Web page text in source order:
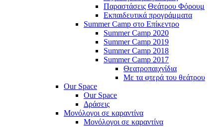
Παραστάσεις Θεάτρου Φόρουμ
Εκπαιδευτικά προγράμματα
Summer Camp στο Επίκεντρο
Summer Camp 2020
Summer Camp 2019
Summer Camp 2018
Summer Camp 2017
Θεατροπαιχνίδια
Με τα φτερά του θεάτρου
Our Space
Our Space
Δράσεις
Μονόλογοι σε καραντίνα
Μονόλογοι σε καραντίνα